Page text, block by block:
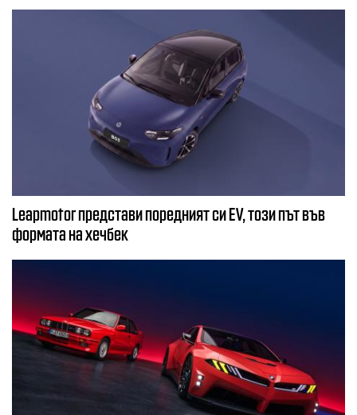
Leapmotor представи поредният си EV, този път във
формата на хечбек